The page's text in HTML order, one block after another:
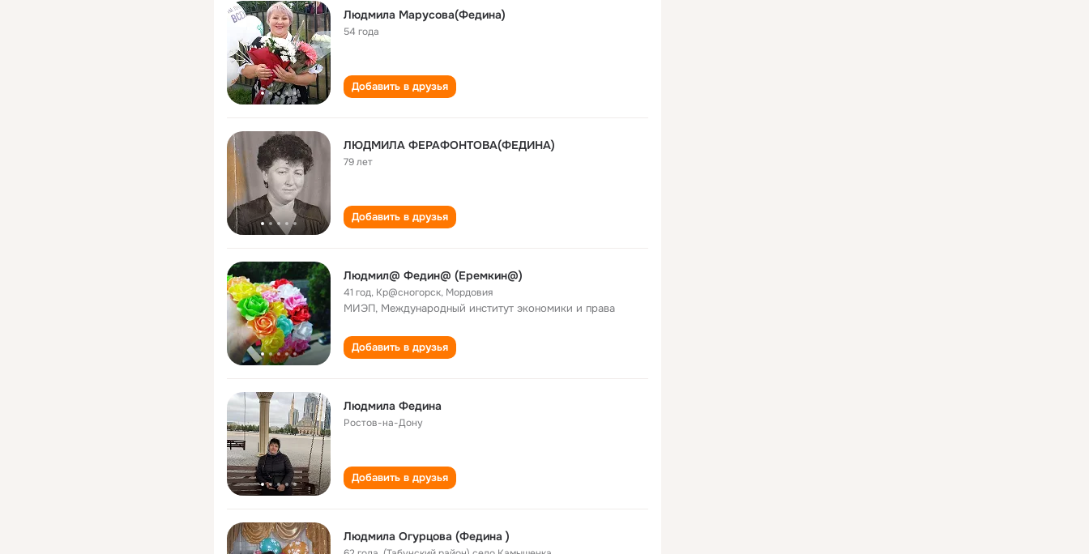
Людмила Марусова(Федина)
54 года
Добавить в друзья
ЛЮДМИЛА ФЕРАФОНТОВА(ФЕДИНА)
79 лет
Добавить в друзья
Людмил@ Федин@ (Еремкин@)
41 год, Кр@сногорск, Мордовия
МИЭП, Международный институт экономики и права
Добавить в друзья
Людмила Федина
Ростов-на-Дону
Добавить в друзья
Людмила Огурцова (Федина )